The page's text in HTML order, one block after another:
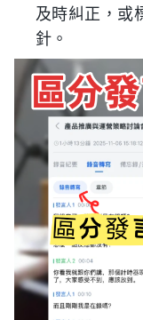
及時糾正，或
針。